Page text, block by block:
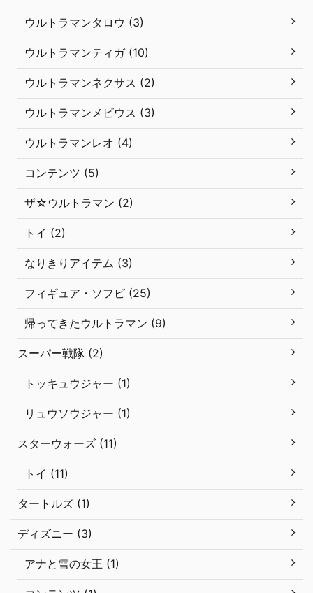
ウルトラマンタロウ (3)
ウルトラマンティガ (10)
ウルトラマンネクサス (2)
ウルトラマンメビウス (3)
ウルトラマンレオ (4)
コンテンツ (5)
ザ☆ウルトラマン (2)
トイ (2)
なりきりアイテム (3)
フィギュア・ソフビ (25)
帰ってきたウルトラマン (9)
スーパー戦隊 (2)
トッキュウジャー (1)
リュウソウジャー (1)
スターウォーズ (11)
トイ (11)
タートルズ (1)
ディズニー (3)
アナと雪の女王 (1)